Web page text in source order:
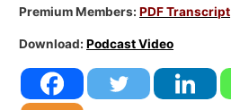
Premium Members:PDF Transcript
Download:Podcast Video